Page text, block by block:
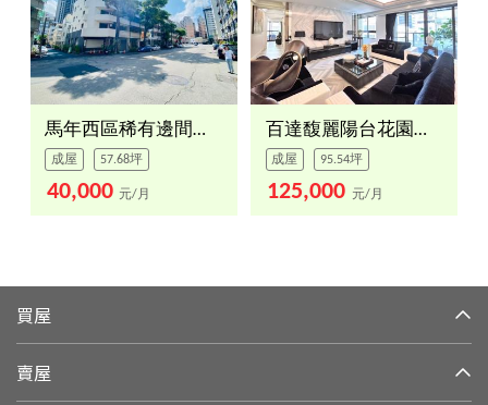
馬年西區稀有邊間。透天
成屋 57.68坪
40,000 元/月
百達馥麗陽台花園精裝豪邸
成屋 95.54坪
125,000 元/月
買屋
賣屋